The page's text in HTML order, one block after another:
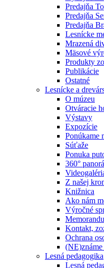
Predajňa
Predajňa
Predajňa
Lesnícke
Mrazená
Mäsové
Produkty
Publikácie
Ostatné
Lesnícke a
O múzeu
Otváracie
Výstavy
Expozície
Ponúkame
Súťaže
Ponuka
360°
Z našej
Knižnica
Ako nám
Výročné
Kontakt,
Ochrana
Lesná pedagogika
Lesná